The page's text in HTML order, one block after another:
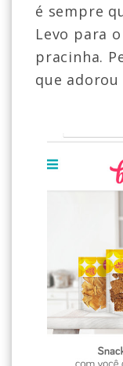
é sempre
Levo para
pracinha.
que adorou